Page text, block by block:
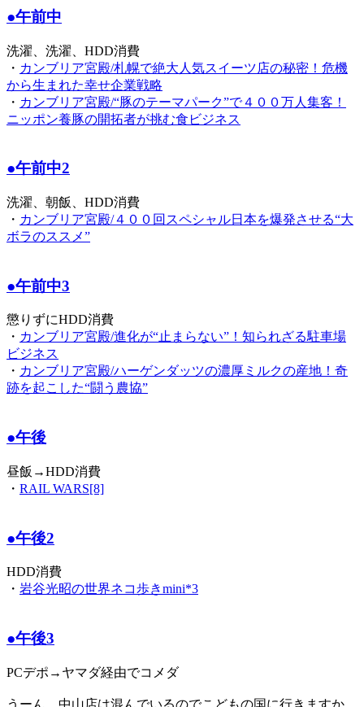
●午前中
洗濯、洗濯、HDD消費
・ カンブリア宮殿/札幌で絶大人気スイーツ店の秘密！危機
から生まれた幸せ企業戦略
・ カンブリア宮殿/“豚のテーマパーク”で４００万人集客！
ニッポン養豚の開拓者が挑む食ビジネス
●午前中2
洗濯、朝飯、HDD消費
・ カンブリア宮殿/４００回スペシャル日本を爆発させる“大
ボラのススメ”
●午前中3
懲りずにHDD消費
・ カンブリア宮殿/進化が“止まらない”！知られざる駐車場
ビジネス
・ カンブリア宮殿/ハーゲンダッツの濃厚ミルクの産地！奇
跡を起こした“闘う農協”
●午後
昼飯→HDD消費
・ RAIL WARS[8]
●午後2
HDD消費
・ 岩谷光昭の世界ネコ歩きmini*3
●午後3
PCデポ→ヤマダ経由でコメダ
うーん、中山店は混んでいるのでこどもの国に行きますか